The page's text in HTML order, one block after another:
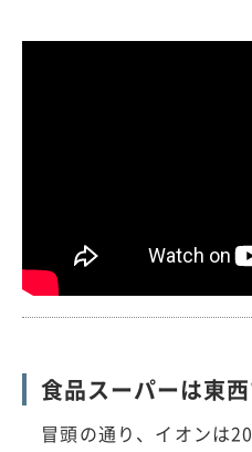
食品スーパーは東
冒頭の通り、イオンは